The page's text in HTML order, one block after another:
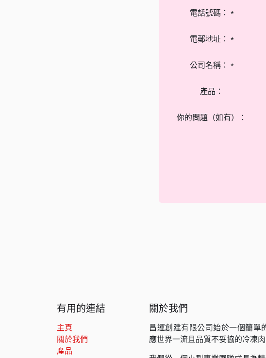
電話號碼： *
電郵地址： *
公司名稱： *
產品：
你的問題（如有）：
有用的連結
主頁
關於我們
產品
關於我們
昌運創建有限公司始於一個簡單
應世界一流且品質不妥協的冷凍肉